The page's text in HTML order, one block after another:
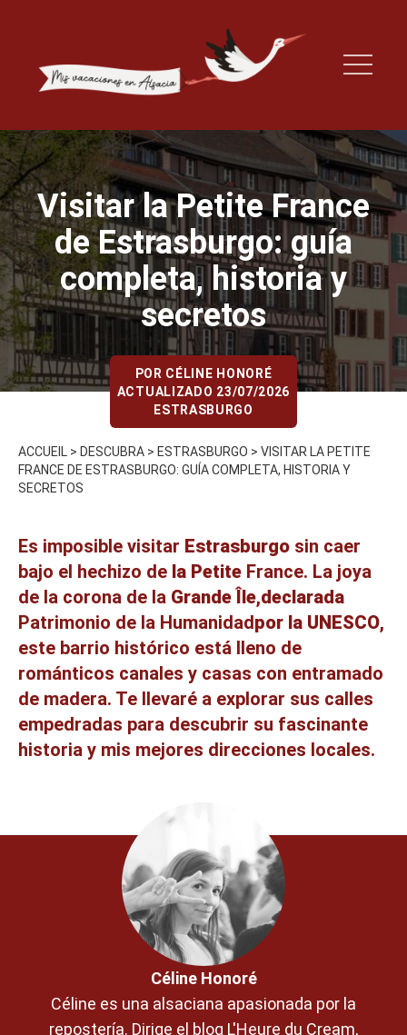
Visitar la Petite France
de Estrasburgo: guía
completa, historia y
secretos
POR CÉLINE HONORÉ
ACTUALIZADO 23/07/2026
ESTRASBURGO
ACCUEIL > DESCUBRA > ESTRASBURGO > VISITAR LA PETITE
FRANCE DE ESTRASBURGO: GUÍA COMPLETA, HISTORIA Y
SECRETOS
Es imposible visitar Estrasburgo sin caer
bajo el hechizo de la Petite France. La joya
de la corona de la Grande Île,declarada
Patrimonio de la Humanidadpor la UNESCO,
este barrio histórico está lleno de
románticos canales y casas con entramado
de madera. Te llevaré a explorar sus calles
empedradas para descubrir su fascinante
historia y mis mejores direcciones locales.
Céline Honoré
Céline es una alsaciana apasionada por la
repostería. Dirige el blog L'Heure du Cream,